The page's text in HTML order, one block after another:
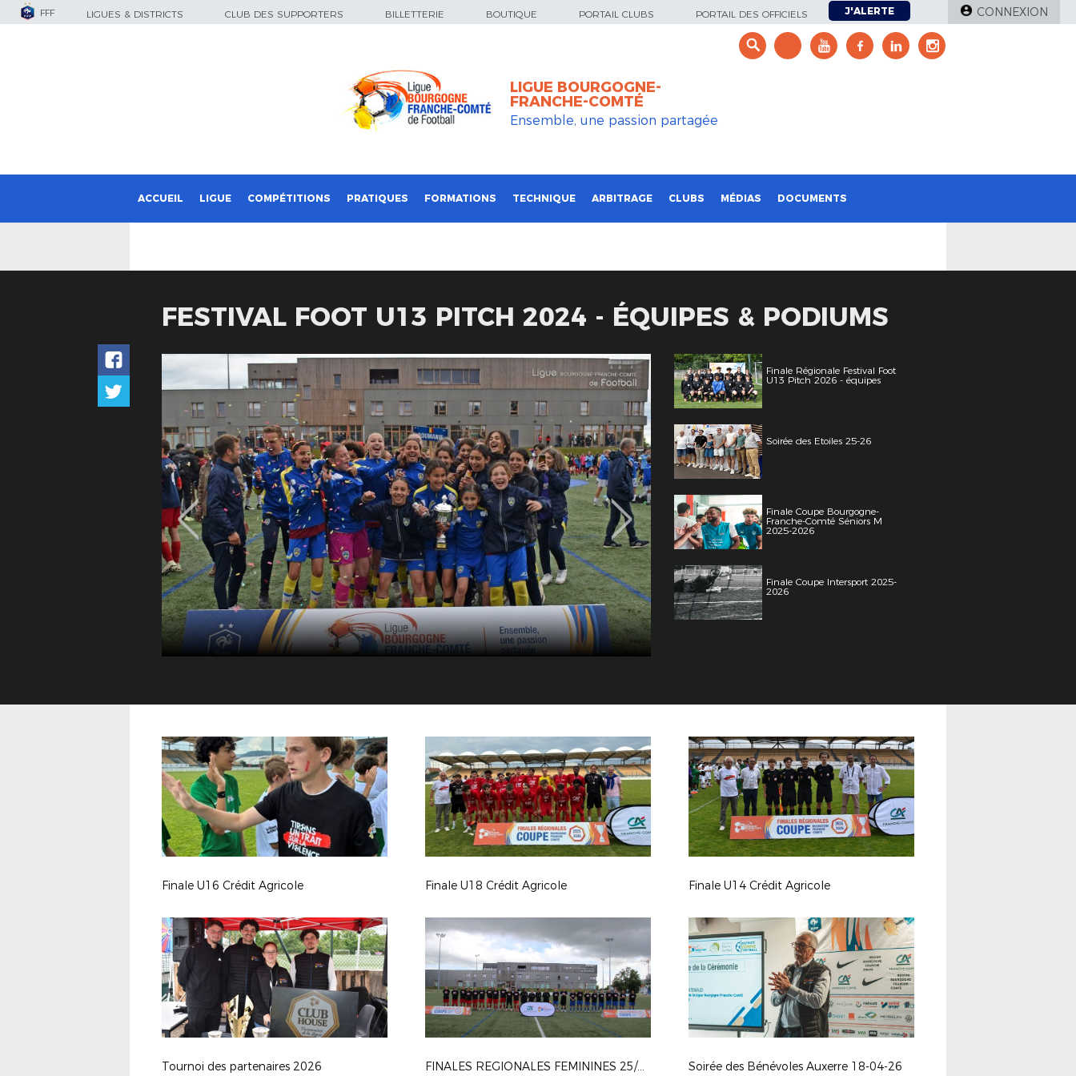
FFF LIGUES & DISTRICTS CLUB DES SUPPORTERS BILLETTERIE BOUTIQUE PORTAIL CLUBS PORTAIL DES OFFICIELS J'ALERTE CONNEXION
LIGUE BOURGOGNE-
FRANCHE-COMTÉ
Ensemble, une passion partagée
ACCUEIL LIGUE COMPÉTITIONS PRATIQUES FORMATIONS TECHNIQUE ARBITRAGE CLUBS MÉDIAS DOCUMENTS
FESTIVAL FOOT U13 PITCH 2024 - ÉQUIPES & PODIUMS
Finale Régionale Festival Foot
U13 Pitch 2026 - équipes
Soirée des Etoiles 25-26
Finale Coupe Bourgogne-
Franche-Comté Séniors M
2025-2026
Finale Coupe Intersport 2025-
2026
Finale U16 Crédit Agricole Finale U18 Crédit Agricole Finale U14 Crédit Agricole
Tournoi des partenaires 2026 FINALES REGIONALES FEMININES 25/26 Soirée des Bénévoles Auxerre 18-04-26